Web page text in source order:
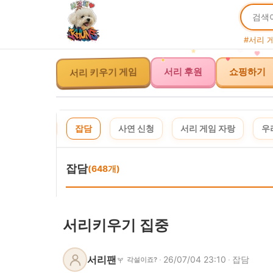
#서리
서리 키우기 게임 서리 후원 쇼핑하기
잡담 사연 신청 서리 게임 자랑 우
잡담(648개)
서리키우기 집중
서리팬 각설이죠? · 26/07/04 23:10 · 잡담